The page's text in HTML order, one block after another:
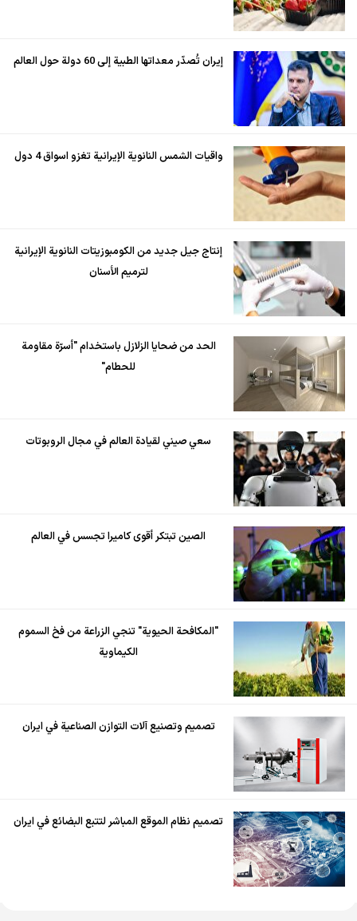
إيران تُصدّر معداتها الطبية إلى 60 دولة حول العالم
واقيات الشمس النانوية الإيرانية تغزو اسواق 4 دول
إنتاج جيل جديد من الكومبوزيتات النانوية الإيرانية
لترميم الأسنان
الحد من ضحايا الزلازل باستخدام "أسرّة مقاومة
للحطام"
سعي صيني لقيادة العالم في مجال الروبوتات
الصين تبتكر أقوى كاميرا تجسس في العالم
"المكافحة الحيوية" تنجي الزراعة من فخ السموم
الكيماوية
تصميم وتصنيع آلات التوازن الصناعية في ايران
تصميم نظام الموقع المباشر لتتبع البضائع في ايران